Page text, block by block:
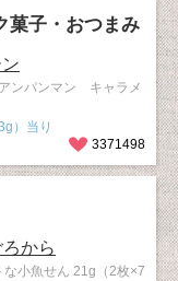
菓子・おつまみ
ンパンマン キャラメ
）当り
3371498
から
な小魚せん 21g（2枚×7